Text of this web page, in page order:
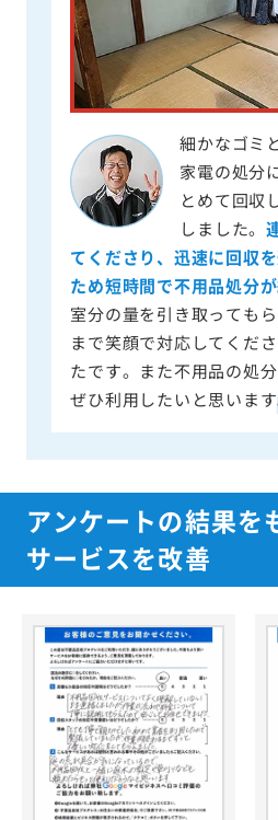
細かなゴミ
家電の処分
とめて回収
しました。
てくださり、迅速に回収
ため短時間で不用品処分が
室分の量を引き取っても
まで笑顔で対応してくだ
たです。また不用品の処
ぜひ利用したいと思いま
アンケートの結果を
サービスを改善